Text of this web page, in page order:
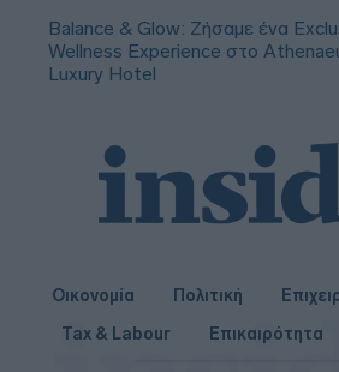
Balance & Glow: Ζήσαμε ένα
Wellness Experience στο
Luxury Hotel
Οικονομία Πολιτική
Tax & Labour
Επικαιρότητα